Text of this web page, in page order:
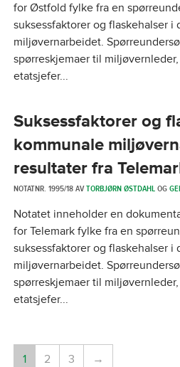
for Østfold fylke fra en
suksessfaktorer og flaskehalser i
miljøvernarbeidet.
spørreskjemaer til
etatsjefer...
Suksessfaktorer og
kommunale
resultater fra
NOTATNR. 1995/18 AVTORBJØRN ØSTDAHLOG
Notatet inneholder en
for Telemark fylke fra en
suksessfaktorer og flaskehalser i
miljøvernarbeidet.
spørreskjemaer til
etatsjefer...
1 2 3 →